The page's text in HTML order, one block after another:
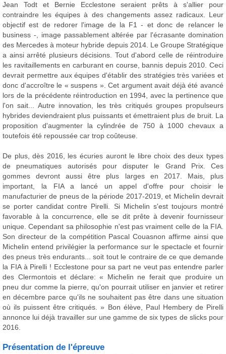
Jean Todt et Bernie Ecclestone seraient prêts à s'allier pour
contraindre les équipes à des changements assez radicaux. Leur
objectif est de redorer l'image de la F1 - et donc de relancer le
business -, image passablement altérée par l'écrasante domination
des Mercedes à moteur hybride depuis 2014. Le Groupe Stratégique
a ainsi arrêté plusieurs décisions. Tout d'abord celle de réintroduire
les ravitaillements en carburant en course, bannis depuis 2010. Ceci
devrait permettre aux équipes d'établir des stratégies très variées et
donc d'accroître le « suspens ». Cet argument avait déjà été avancé
lors de la précédente réintroduction en 1994, avec la pertinence que
l'on sait... Autre innovation, les très critiqués groupes propulseurs
hybrides deviendraient plus puissants et émettraient plus de bruit. La
proposition d'augmenter la cylindrée de 750 à 1000 chevaux a
toutefois été repoussée car trop coûteuse.
De plus, dès 2016, les écuries auront le libre choix des deux types
de pneumatiques autorisés pour disputer le Grand Prix. Ces
gommes devront aussi être plus larges en 2017. Mais, plus
important, la FIA a lancé un appel d'offre pour choisir le
manufacturier de pneus de la période 2017-2019, et Michelin devrait
se porter candidat contre Pirelli. Si Michelin s'est toujours montré
favorable à la concurrence, elle se dit prête à devenir fournisseur
unique. Cependant sa philosophie n'est pas vraiment celle de la FIA.
Son directeur de la compétition Pascal Couasnon affirme ainsi que
Michelin entend privilégier la performance sur le spectacle et fournir
des pneus très endurants... soit tout le contraire de ce que demande
la FIA à Pirelli ! Ecclestone pour sa part ne veut pas entendre parler
des Clermontois et déclare: « Michelin ne ferait que produire un
pneu dur comme la pierre, qu'on pourrait utiliser en janvier et retirer
en décembre parce qu'ils ne souhaitent pas être dans une situation
où ils puissent être critiqués. » Bon élève, Paul Hembery de Pirelli
annonce lui déjà travailler sur une gamme de six types de slicks pour
2016.
Présentation de l'épreuve